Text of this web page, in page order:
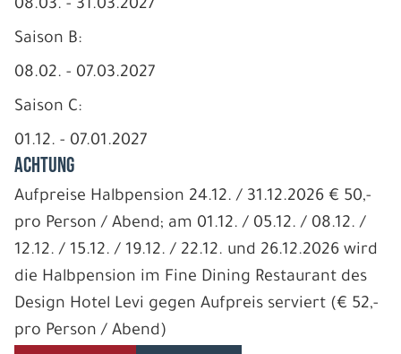
08.03. - 31.03.2027
Saison B:
08.02. - 07.03.2027
Saison C:
01.12. - 07.01.2027
ACHTUNG
Aufpreise Halbpension 24.12. / 31.12.2026 € 50,-
pro Person / Abend; am 01.12. / 05.12. / 08.12. /
12.12. / 15.12. / 19.12. / 22.12. und 26.12.2026 wird
die Halbpension im Fine Dining Restaurant des
Design Hotel Levi gegen Aufpreis serviert (€ 52,-
pro Person / Abend)